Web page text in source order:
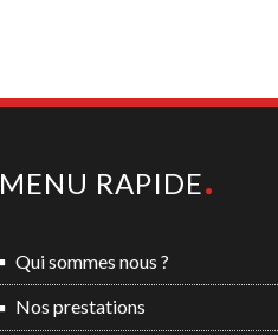
MENU RAPIDE
Qui sommes nous ?
Nos prestations